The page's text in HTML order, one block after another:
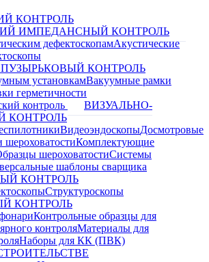
КОНТРОЛЬ
ИМПЕДАНСНЫЙ КОНТРОЛЬ
дефектоскопамАкустические
КОНТРОЛЬ
установкамВакуумные рамки
герметичности
контроль
ВИЗУАЛЬНО-
КОНТРОЛЬ
ВидеоэндоскопыДосмотровые
шероховатостиКомплектующие
шероховатостиСистемы
шаблоны сварщика
КОНТРОЛЬ
Структуроскопы
КОНТРОЛЬ
Контрольные образцы для
контроляМатериалы для
Наборы для КК (ПВК)